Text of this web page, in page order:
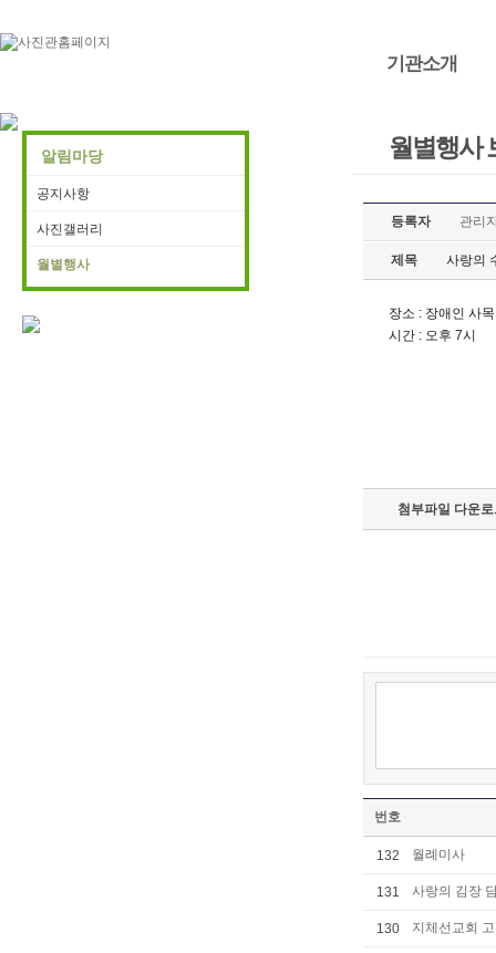
기관소개
알림마당
공지사항
사진갤러리
월별행사
월별행사
등록자 관리
제목 사랑의
장소 : 장애인 사
시간 : 오후 7시
첨부파일 다운
번호
132 월례미사
131 사랑의 김장
130 지체선교회